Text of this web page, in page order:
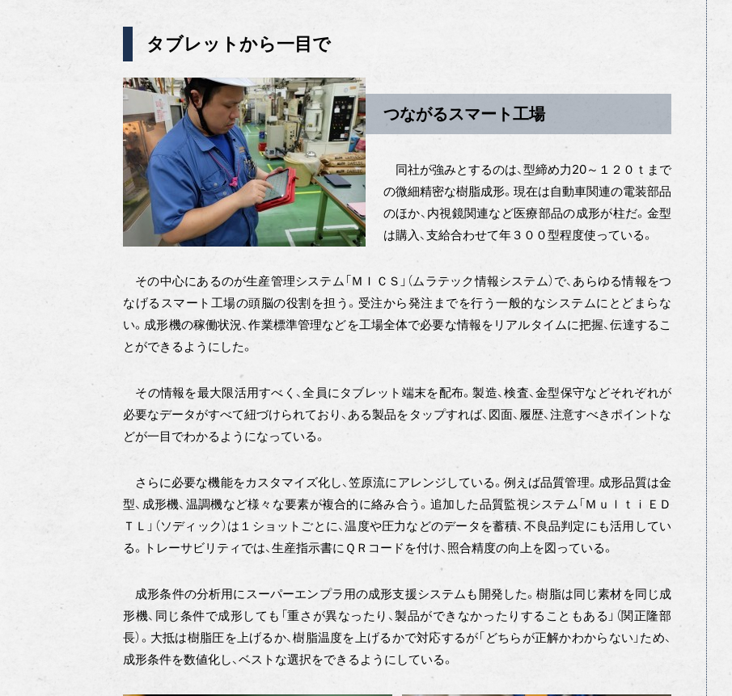
タブレットから一目で
つながるスマート工場
同社が強みとするのは、型締め力20～１２０ｔまで
の微細精密な樹脂成形。現在は自動車関連の電装部品
のほか、内視鏡関連など医療部品の成形が柱だ。金型
は購入、支給合わせて年３００型程度使っている。
その中心にあるのが生産管理システム「ＭＩＣＳ」（ムラテック情報システム）で、あらゆる情報をつ
なげるスマート工場の頭脳の役割を担う。受注から発注までを行う一般的なシステムにとどまらな
い。成形機の稼働状況、作業標準管理などを工場全体で必要な情報をリアルタイムに把握、伝達するこ
とができるようにした。
その情報を最大限活用すべく、全員にタブレット端末を配布。製造、検査、金型保守などそれぞれが
必要なデータがすべて紐づけられており、ある製品をタップすれば、図面、履歴、注意すべきポイントな
どが一目でわかるようになっている。
さらに必要な機能をカスタマイズ化し、笠原流にアレンジしている。例えば品質管理。成形品質は金
型、成形機、温調機など様々な要素が複合的に絡み合う。追加した品質監視システム「ＭｕｌｔｉＥＤ
ＴＬ」（ソディック）は１ショットごとに、温度や圧力などのデータを蓄積、不良品判定にも活用してい
る。トレーサビリティでは、生産指示書にＱＲコードを付け、照合精度の向上を図っている。
成形条件の分析用にスーパーエンプラ用の成形支援システムも開発した。樹脂は同じ素材を同じ成
形機、同じ条件で成形しても「重さが異なったり、製品ができなかったりすることもある」（関正隆部
長）。大抵は樹脂圧を上げるか、樹脂温度を上げるかで対応するが「どちらが正解かわからない」ため、
成形条件を数値化し、ベストな選択をできるようにしている。